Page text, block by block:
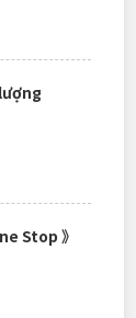
Stop 》